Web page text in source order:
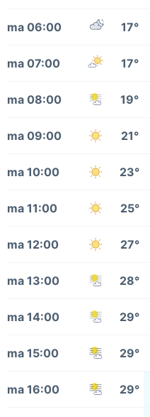
ma 06:00 17°
ma 07:00 17°
ma 08:00 19°
ma 09:00 21°
ma 10:00 23°
ma 11:00 25°
ma 12:00 27°
ma 13:00 28°
ma 14:00 29°
ma 15:00 29°
ma 16:00 29°